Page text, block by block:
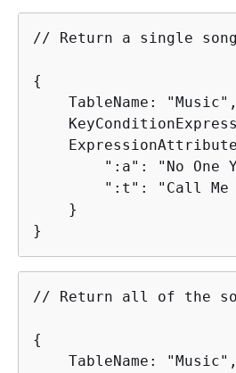
// Return a single
{
    TableName: "Music",
":a": "No One
":t": "Call Me
    }
}
// Return all of the
{
    TableName: "Music",